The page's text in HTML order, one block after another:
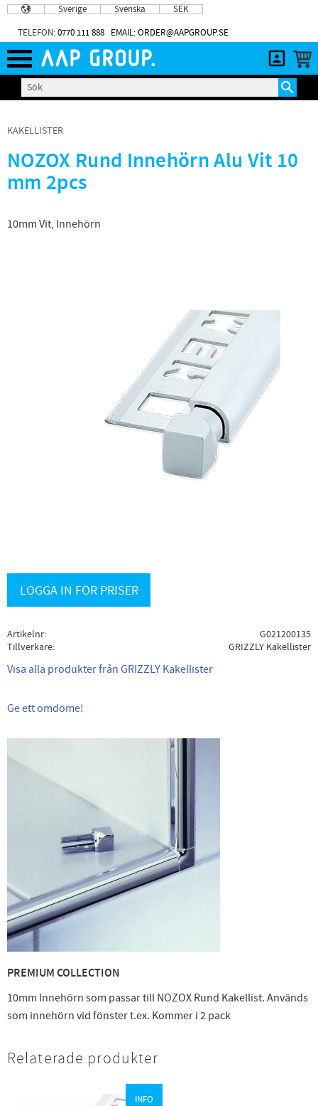
Meny
Sverige Svenska SEK
TELEFON:0770 111 888 EMAIL: ORDER@AAPGROUP.SE
KAKELLISTER
NOZOX Rund Innehörn Alu Vit 10
mm 2pcs
10mm Vit, Innehörn
LOGGA IN FÖR PRISER
Artikelnr
G021200135
Tillverkare
GRIZZLY Kakellister
Visa alla produkter från GRIZZLY Kakellister
Ge ett omdöme!
PREMIUM COLLECTION
10mm Innehörn som passar till NOZOX Rund Kakellist. Används
som innehörn vid fönster t.ex. Kommer i 2 pack
Relaterade produkter
INFO